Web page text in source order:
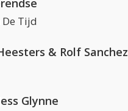
Tijd
& Rolf Sanchez
Glynne